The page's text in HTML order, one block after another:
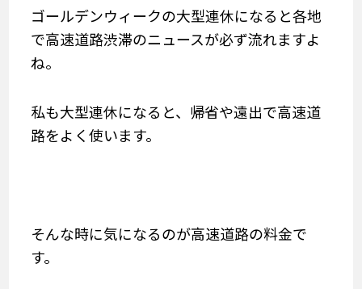
ゴールデンウィークの大型連休になると各地
で高速道路渋滞のニュースが必ず流れますよ
ね。
私も大型連休になると、帰省や遠出で高速道
路をよく使います。
そんな時に気になるのが高速道路の料金で
す。